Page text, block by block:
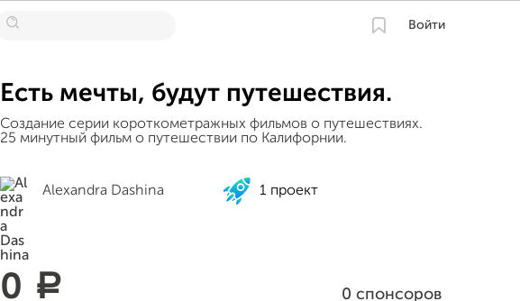
Войти
Есть мечты, будут путешествия.
Создание серии короткометражных фильмов о путешествиях.
25 минутный фильм о путешествии по Калифорнии.
Alexandra Dashina 1 проект
0 a 0 спонсоров